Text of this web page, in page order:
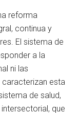
reforma
continua y
El sistema de
a la
ni las
esta
de salud,
que